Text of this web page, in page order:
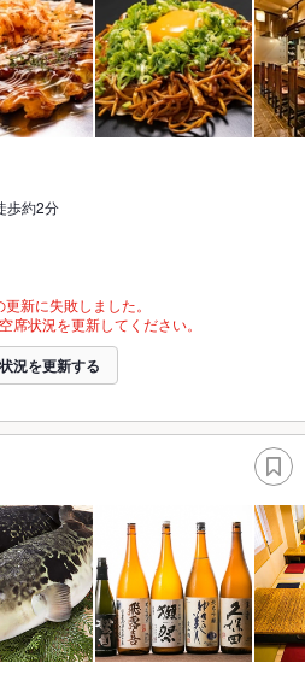
歩約2分
新に失敗しました。
席状況を更新してください。
況を更新する